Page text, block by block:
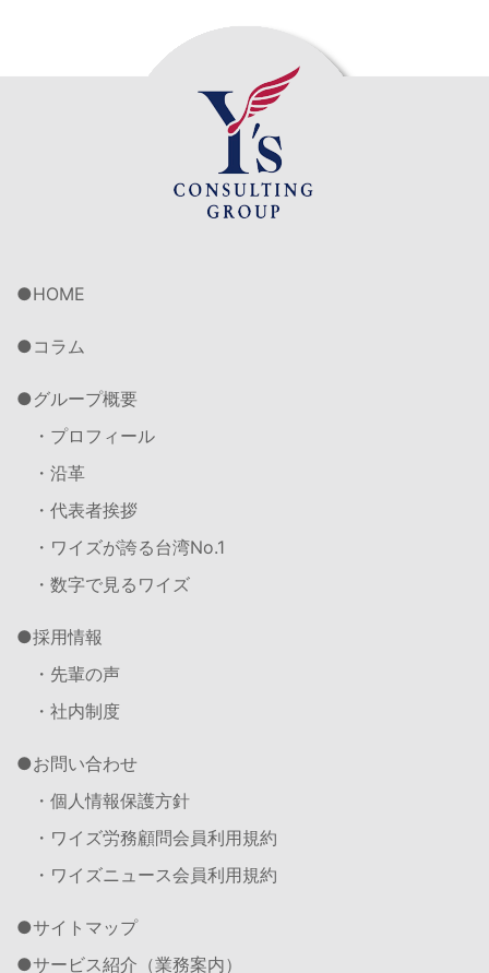
HOME
コラム
グループ概要
・プロフィール
・沿革
・代表者挨拶
・ワイズが誇る台湾No.1
・数字で見るワイズ
採用情報
・先輩の声
・社内制度
お問い合わせ
・個人情報保護方針
・ワイズ労務顧問会員利用規約
・ワイズニュース会員利用規約
サイトマップ
サービス紹介（業務案内）